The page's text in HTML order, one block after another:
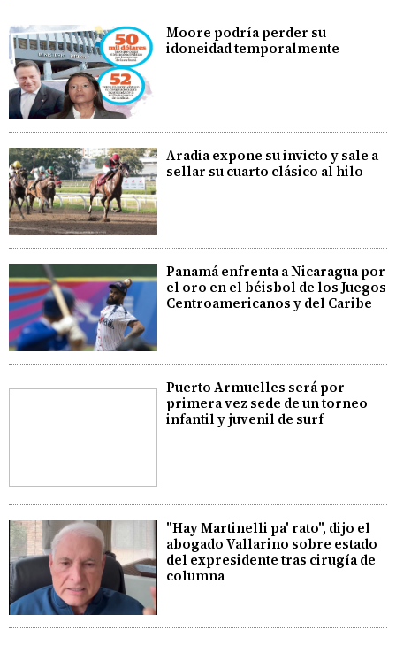
Moore podría perder su
idoneidad temporalmente
Aradia expone su invicto y sale a
sellar su cuarto clásico al hilo
Panamá enfrenta a Nicaragua por
el oro en el béisbol de los Juegos
Centroamericanos y del Caribe
Puerto Armuelles será por
primera vez sede de un torneo
infantil y juvenil de surf
"Hay Martinelli pa' rato", dijo el
abogado Vallarino sobre estado
del expresidente tras cirugía de
columna